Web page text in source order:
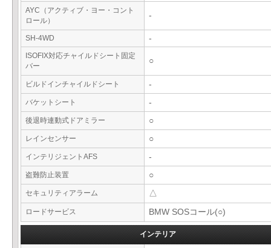
AYC（アクティブ・ヨー・コント
ロール）
-
SH-4WD -
ISOFIX対応チャイルドシート固定
バー
○
ビルドインチャイルドシート -
バケットシート -
後退時連動式ドアミラー ○
レインセンサー ○
インテリジェントAFS -
盗難防止装置 ○
セキュリティアラーム △
ロードサービス BMW SOSコール(○)
インテリア